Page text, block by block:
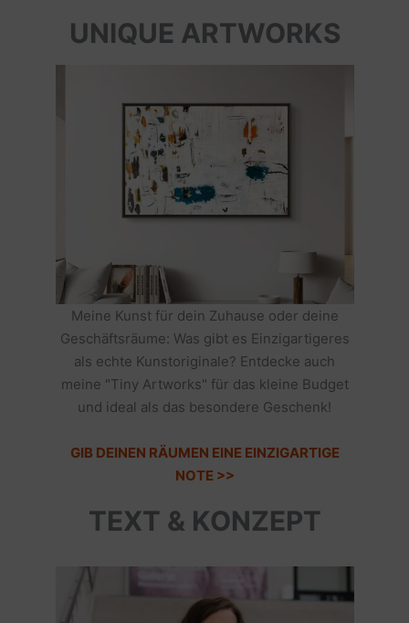
UNIQUE ARTWORKS
Meine Kunst für dein Zuhause oder deine
Geschäftsräume: Was gibt es Einzigartigeres
als echte Kunstoriginale? Entdecke auch
meine "Tiny Artworks" für das kleine Budget
und ideal als das besondere Geschenk!
GIB DEINEN RÄUMEN EINE EINZIGARTIGE
NOTE >>
TEXT & KONZEPT